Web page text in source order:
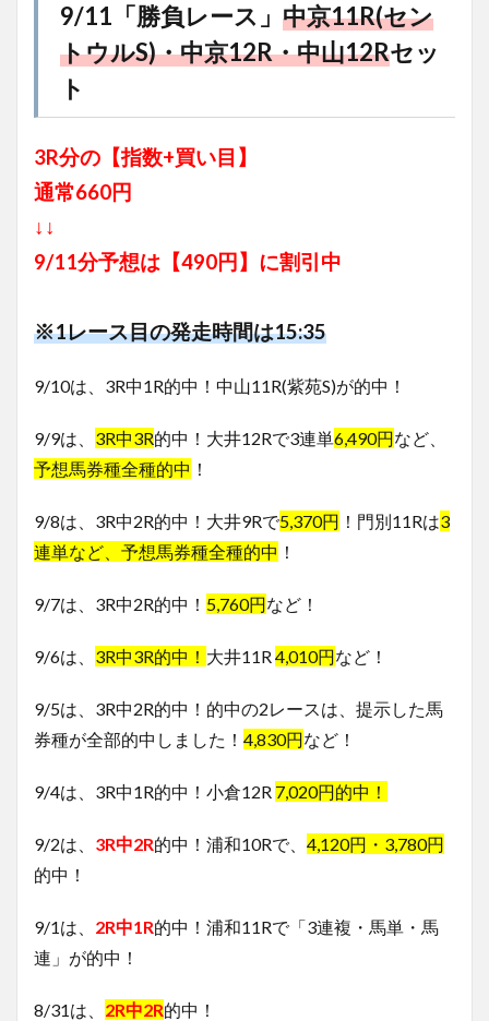
9/11「勝負レース」 中京11R(セン
トウルS)・中京12R・中山12Rセッ
ト
3R分の【指数+買い目】
通常660円
↓↓
9/11分予想は 【490円】に割引中
※1レース目の発走時間は15:35
9/10は、3R中1R的中！中山11R(紫苑S)が的中！
9/9は、 3R中3R的中！大井12Rで3連単6,490円など、
予想馬券種全種的中 ！
9/8は、3R中2R的中！大井9Rで5,370円 ！門別11Rは3
連単など、予想馬券種全種的中 ！
9/7は、3R中2R的中！ 5,760円など！
9/6は、 3R中3R的中！ 大井11R4,010円など！
9/5は、3R中2R的中！的中の2レースは、提示した馬
券種が全部的中しました！ 4,830円など！
9/4は、3R中1R的中！小倉12R 7,020円的中！
9/2は、 3R中2R的中！浦和10Rで、 4,120円・3,780円
的中！
9/1は、 2R中1R的中！浦和11Rで「3連複・馬単・馬
連」が的中！
8/31は、 2R中2R的中！